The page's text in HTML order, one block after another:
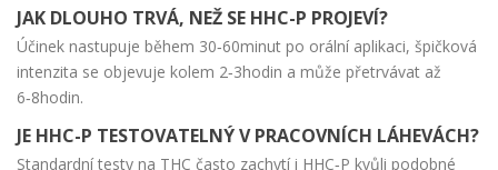
JAK DLOUHO TRVÁ, NEŽ SE HHC-P PROJEVÍ?
Účinek nastupuje během 30‑60minut po orální aplikaci, špičková
intenzita se objevuje kolem 2‑3hodin a může přetrvávat až
6‑8hodin.
JE HHC-P TESTOVATELNÝ V PRACOVNÍCH LÁHEVÁCH?
Standardní testy na THC často zachytí i HHC‑P kvůli podobné